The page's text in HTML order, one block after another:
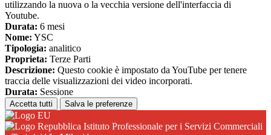
utilizzando la nuova o la vecchia versione dell'interfaccia di
Youtube.
Durata: 6 mesi
Nome: YSC
Tipologia: analitico
Proprieta: Terze Parti
Descrizione: Questo cookie è impostato da YouTube per tenere
traccia delle visualizzazioni dei video incorporati.
Durata: Sessione
Accetta tutti Salva le preferenze
Istituto Professionale per i Servizi Commerciali